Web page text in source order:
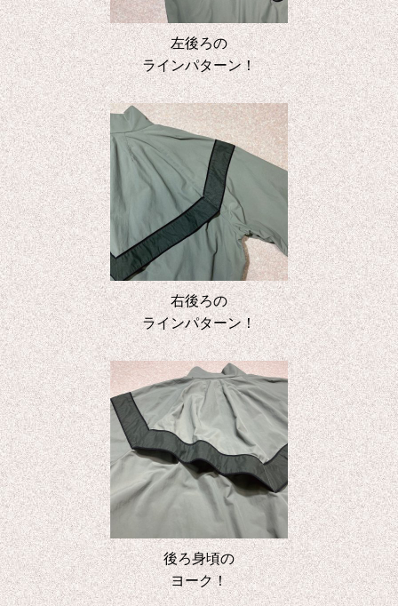
左後ろの
ラインパターン！
右後ろの
ラインパターン！
後ろ身頃の
ヨーク！